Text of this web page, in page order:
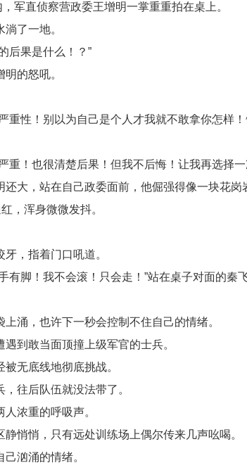
军直侦察营政委王增明一掌重重拍在桌上。
了一地。
后果是什么！？”
的怒吼。
重性！别以为自己是个人才我就不敢拿你怎样
重！也很清楚后果！但我不后悔！让我再选择
还大，站在自己政委面前，他倔强得像一块花岗
，浑身微微发抖。
，指着门口吼道。
有脚！我不会滚！只会走！”站在桌子对面的
涌，也许下一秒会控制不住自己的情绪。
到敢当面顶撞上级军官的士兵。
无底线地彻底挑战。
往后队伍就没法带了。
浓重的呼吸声。
悄悄，只有远处训练场上偶尔传来几声吆喝。
汹涌的情绪。